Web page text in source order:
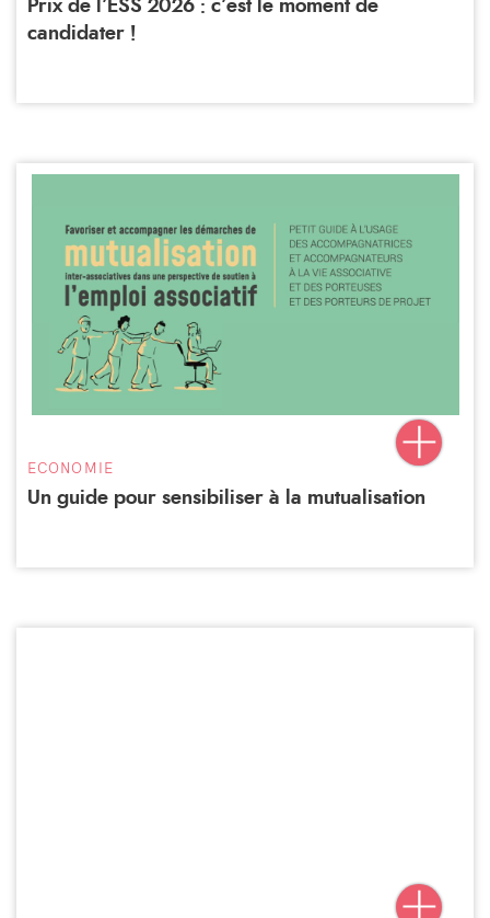
Prix de l’ESS 2026 : c’est le moment de
candidater !
ECONOMIE
Un guide pour sensibiliser à la mutualisation